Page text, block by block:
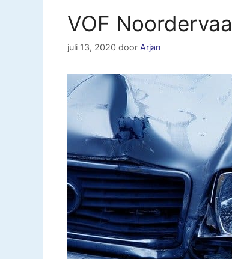
VOF
juli 13, 2020 door Arjan